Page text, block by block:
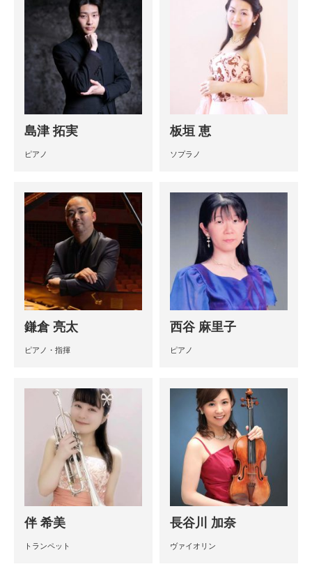
島津 拓実
ピアノ
板垣 恵
ソプラノ
鎌倉 亮太
ピアノ・指揮
西谷 麻里子
ピアノ
伴 希美
トランペット
長谷川 加奈
ヴァイオリン